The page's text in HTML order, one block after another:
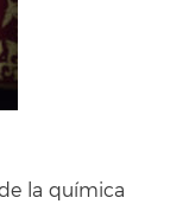
la química